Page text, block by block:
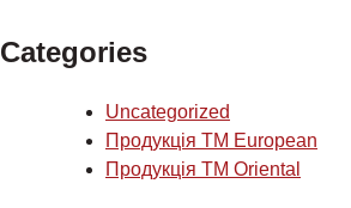
Categories
Uncategorized
Продукція ТМ European
Продукція ТМ Oriental